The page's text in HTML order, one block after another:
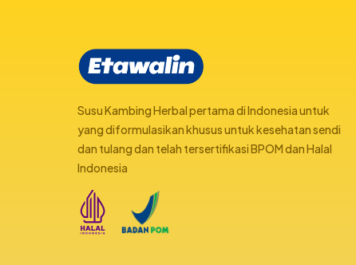
Susu Kambing Herbal pertama di Indonesia untuk
yang diformulasikan khusus untuk kesehatan sendi
dan tulang dan telah tersertifikasi BPOM dan Halal
Indonesia